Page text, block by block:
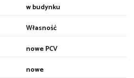
w budynku
Własność
nowe PCV
nowe